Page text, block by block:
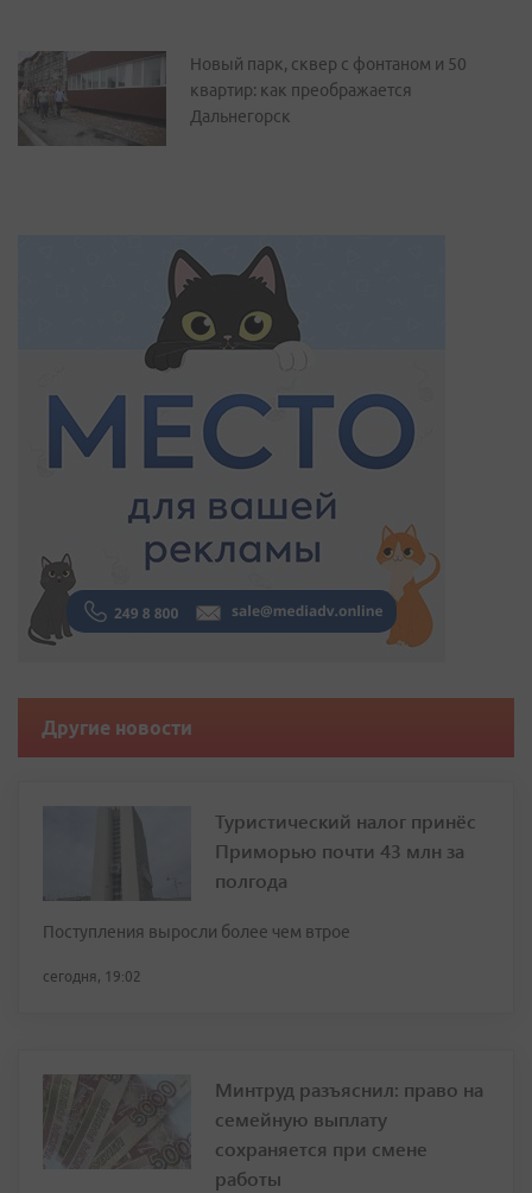
Новый парк, сквер с фонтаном и 50
квартир: как преображается
Дальнегорск
Другие новости
Туристический налог принёс
Приморью почти 43 млн за
полгода
Поступления выросли более чем втрое
сегодня, 19:02
Минтруд разъяснил: право на
семейную выплату
сохраняется при смене
работы